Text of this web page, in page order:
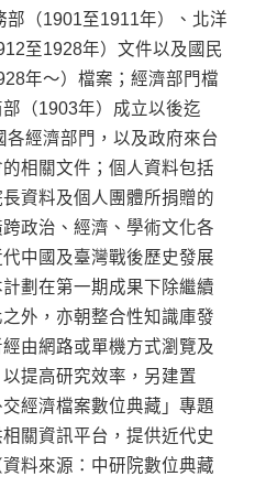
部（1901至1911年）、北洋
至1928年）文件以及國民
年～）檔案；經濟部門檔
（1903年）成立以後迄
各經濟部門，以及政府來台
相關文件；個人資料包括
資料及個人團體所捐贈的
政治、經濟、學術文化各
中國及臺灣戰後歷史發展
劃在第一期成果下除繼續
外，亦朝整合性知識庫發
由網路或單機方式瀏覽及
提高研究效率，另建置
交經濟檔案數位典藏」專題
關資訊平台，提供近代史
料來源：中研院數位典藏